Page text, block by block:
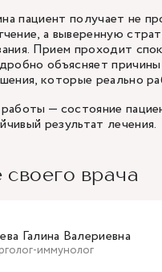
пациент получает не
а выверенную
Прием проходит
объясняет
которые реально
— состояние
результат лечения.
врача
Галина Валериевна
иммунолог